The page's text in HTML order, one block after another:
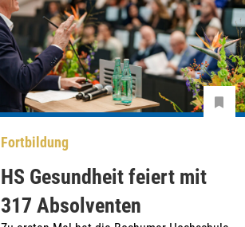
Fortbildung
HS Gesundheit feiert mit
317 Absolventen